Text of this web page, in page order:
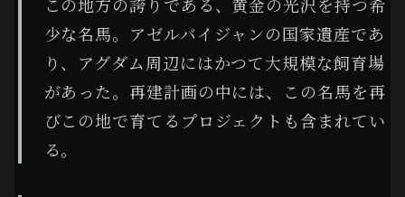
この地方の誇りである、黄金の光沢を持つ希
少な名馬。アゼルバイジャンの国家遺産であ
り、アグダム周辺にはかつて大規模な飼育場
があった。再建計画の中には、この名馬を再
びこの地で育てるプロジェクトも含まれてい
る。